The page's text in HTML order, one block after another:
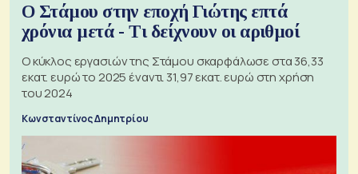
Ο Στάμου στην εποχή Γιώτης επτά
χρόνια μετά - Τι δείχνουν οι αριθμοί
Ο κύκλος εργασιών της Στάμου σκαρφάλωσε στα 36,33
εκατ. ευρώ το 2025 έναντι 31,97 εκατ. ευρώ στη χρήση
του 2024
Κωνσταντίνος Δημητρίου